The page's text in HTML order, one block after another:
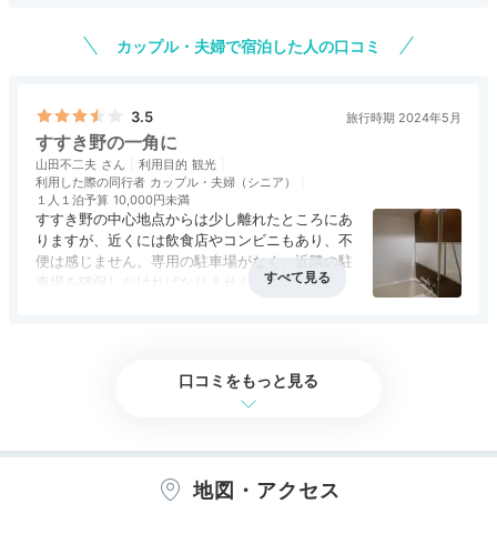
せん？。
い程の接客で、一から基本を勉強させないと駄目
なほどで余りにも酷過ぎますね～！（ご年配の客
が切れてました？）。
部屋はシングルなのでこんなもんでしょう
か？…、狭くはないですが広くもないそれなりの
維持管理された感じです。
コンパクトなデスクに電子レンジと湯沸かしポッ
トが設置なので仕事するには狭過ぎます。
で廊下で清掃中のスタッフに言ってもらいました
か？…（廊下に翌日までタオルが散乱してまし
カップル・夫婦で宿泊した人の口コミ
3.5 旅行時期 2024年5月
すすき野の一角に
山田不二夫 利用目的 観光
利用した際の同行者 カップル・夫婦（シニア）
１人１泊予算 10,000円未満
すすき野の中心地点からは少し離れたところにあ
りますが、近くには飲食店やコンビニもあり、不
便は感じません。専用の駐車場がなく、近隣の駐
車場を確保しなければなりません。満車の駐車場
口コミをもっと見る
地図・アクセス